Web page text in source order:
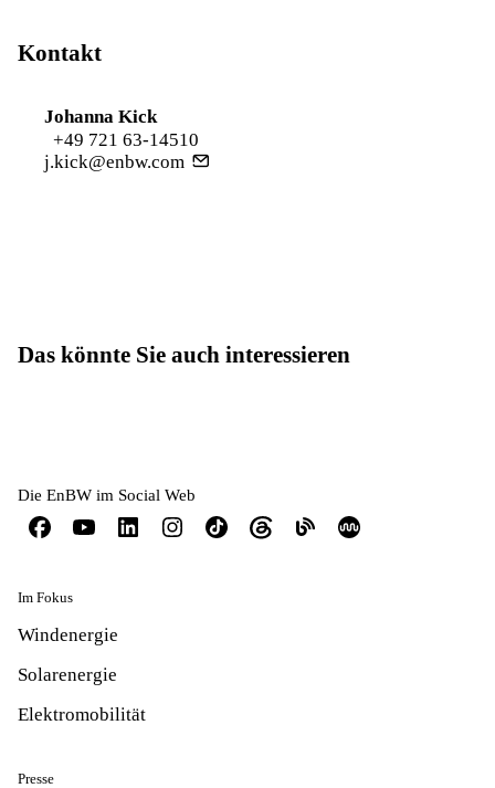
Kontakt
Johanna Kick
+49 721 63-14510
j.kick@enbw.com
Das könnte Sie auch interessieren
Die EnBW im Social Web
Im Fokus
Windenergie
Solarenergie
Elektromobilität
Presse